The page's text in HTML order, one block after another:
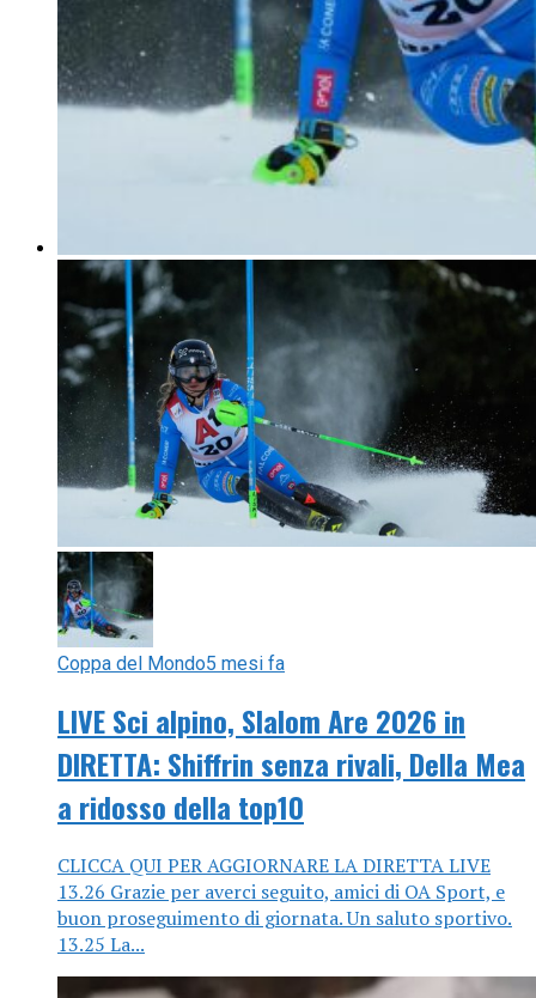
Coppa del Mondo5 mesi fa
LIVE Sci alpino, Slalom Are 2026 in
DIRETTA: Shiffrin senza rivali, Della Mea
a ridosso della top10
CLICCA QUI PER AGGIORNARE LA DIRETTA LIVE
13.26 Grazie per averci seguito, amici di OA Sport, e
buon proseguimento di giornata. Un saluto sportivo.
13.25 La...